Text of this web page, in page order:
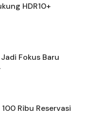
HDR10+
Fokus Baru
Ribu Reservasi